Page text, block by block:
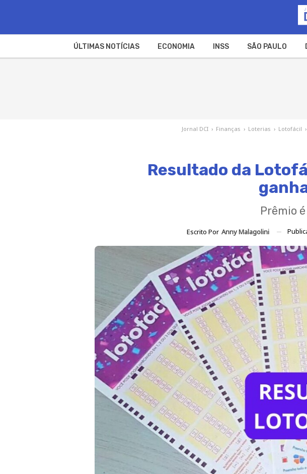
ÚLTIMAS NOTÍCIAS ECONOMIA INSS SÃO PAULO
Jornal DCI › Finanças › Loterias › Lotofácil ›
Resultado da
Prêmio
Escrito Por Anny Malagolini